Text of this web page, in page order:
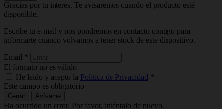
Gracias por tu interés. Te avisaremos cuando el producto esté
disponible.
Escribe tu e-mail y nos pondremos en contacto contigo para
informarte cuando volvamos a tener stock de este dispositivo.
Email *
El formato no es válido
He leído y acepto la Política de Privacidad *
Este campo es obligatorio
Cerrar Avísame
Ha ocurrido un error. Por favor, inténtalo de nuevo.